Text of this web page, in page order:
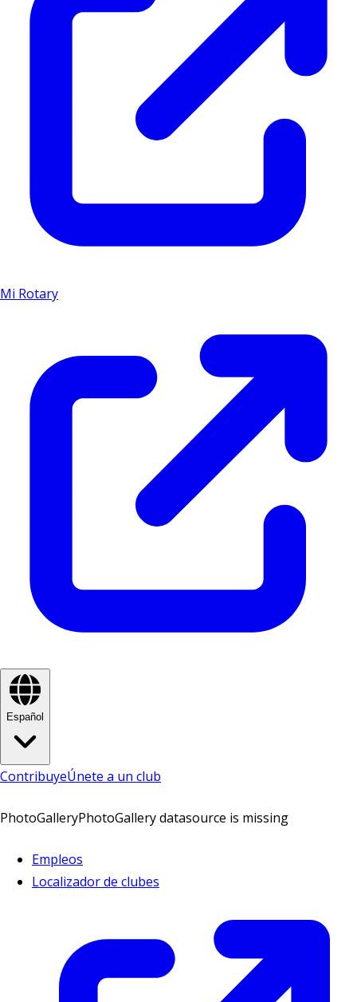
Mi Rotary
Español
ContribuyeÚnete a un club
PhotoGalleryPhotoGallery datasource is missing
Empleos
Localizador de clubes